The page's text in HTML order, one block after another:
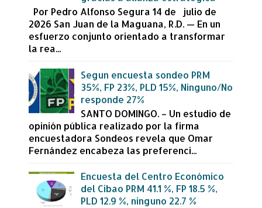
Por Pedro Alfonso Segura 14 de julio de
2026 San Juan de la Maguana, R.D. — En un
esfuerzo conjunto orientado a transformar
la rea...
Segun encuesta sondeo PRM
35%, FP 23%, PLD 15%, Ninguno/No
responde 27%
SANTO DOMINGO. – Un estudio de
opinión pública realizado por la firma
encuestadora Sondeos revela que Omar
Fernández encabeza las preferenci...
Encuesta del Centro Económico
del Cibao PRM 41.1 %, FP 18.5 %,
PLD 12.9 %, ninguno 22.7 %